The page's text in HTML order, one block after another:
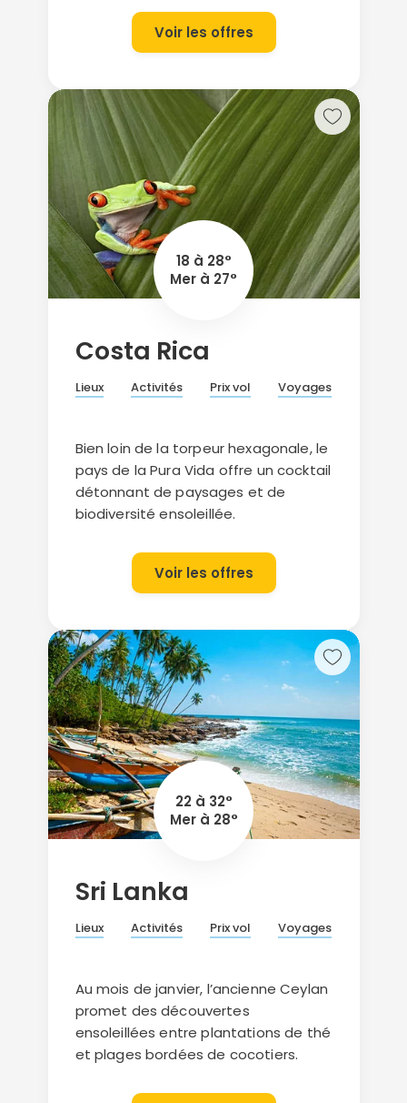
Voir les offres
18 à 28°
Mer à 27°
Costa Rica
Lieux Activités Prix vol Voyages
Bien loin de la torpeur hexagonale, le
pays de la Pura Vida offre un cocktail
détonnant de paysages et de
biodiversité ensoleillée.
Voir les offres
22 à 32°
Mer à 28°
Sri Lanka
Lieux Activités Prix vol Voyages
Au mois de janvier, l’ancienne Ceylan
promet des découvertes
ensoleillées entre plantations de thé
et plages bordées de cocotiers.